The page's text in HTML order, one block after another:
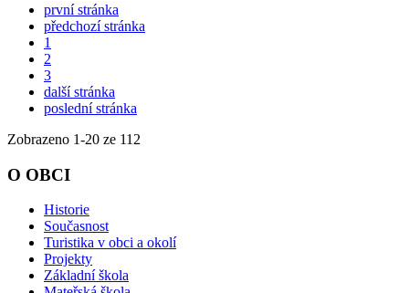
první stránka
předchozí stránka
1
2
3
další stránka
poslední stránka
Zobrazeno 1-20 ze 112
O OBCI
Historie
Současnost
Turistika v obci a okolí
Projekty
Základní škola